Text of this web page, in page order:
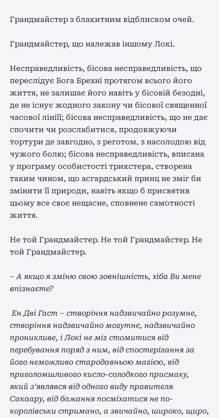
Грандмайстер з блакитним відблиском очей.
Грандмайстер, що належав іншому Локі.
Несправедливість, бісова несправедливість, що
переслідує Бога Брехні протягом всього його
життя, не залишає його навіть у бісовій безодні,
де не існує жодного закону чи бісової священної
часової лініїї; бісова несправедливість, що не дає
спочити чи розслабитися, продовжуючи
тортури де завгодно, з реготом, з насолодою від
чужого болю; бісова несправедливість, вписана
у програму особистості трикстера, створена
таким чином, що асгардський принц не зміг би
змінити її природи, навіть якщо б присвятив
цьому все своє нещасне, сповнене самотності
життя.
Не той Грандмайстер. Не той Грандмайстер. Не
той Грандмайстер.
– А якщо я зміню свою зовнішність, хіба Ви мене
впізнаєте?
Ен Дві Гаст – створіння надзвичайно розумне,
створіння надзвичайно могутнє, надзвичайно
проникливе, і Локі не міг стомитися від
перебування поряд з ним, від спостерігання за
його неможливо стародавньою магією, від
приголомшливого кисло-солодкого присмаку,
який з’являвся від одного виду правителя
Сакаару, від бажання посміхатися не по-
королівськи стримано, а звичайно, широко, щиро,